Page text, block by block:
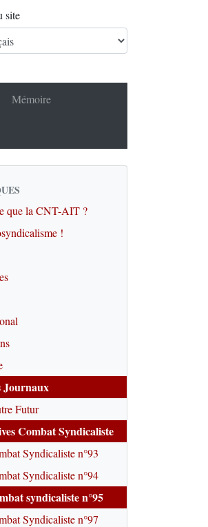
site
Mémoire
que la CNT-AIT ?
!
Journaux
Futur
Combat Syndicaliste
Syndicaliste n°93
Syndicaliste n°94
syndicaliste n°95
Syndicaliste n°97